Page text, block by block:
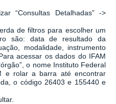
“Consultas Detalhadas” ->
de filtros para escolher um
são: data de resultado da
modalidade, instrumento
acessar os dados do IFAM
o nome Instituto Federal
e rolar a barra até encontrar
o código 26403 e 155440 e